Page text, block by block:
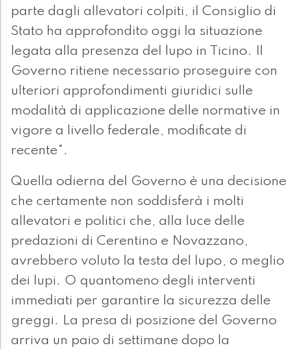
parte dagli allevatori colpiti, il Consiglio di
Stato ha approfondito oggi la situazione
legata alla presenza del lupo in Ticino. Il
Governo ritiene necessario proseguire con
ulteriori approfondimenti giuridici sulle
modalità di applicazione delle normative in
vigore a livello federale, modificate di
recente".
Quella odierna del Governo è una decisione
che certamente non soddisferà i molti
allevatori e politici che, alla luce delle
predazioni di Cerentino e Novazzano,
avrebbero voluto la testa del lupo, o meglio
dei lupi. O quantomeno degli interventi
immediati per garantire la sicurezza delle
greggi. La presa di posizione del Governo
arriva un paio di settimane dopo la